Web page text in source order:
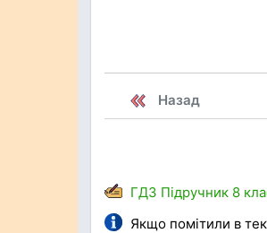
Назад
ГДЗ Підручник 8
Якщо помітили в